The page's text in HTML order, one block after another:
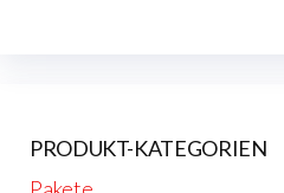
PRODUKT-KATEGORIEN